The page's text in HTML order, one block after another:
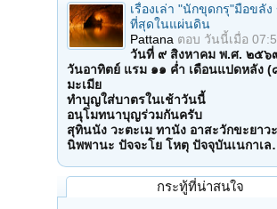
เรื่องเล่า "นักขุดกรุ"มือขลัง
ที่สุดในแผ่นดิน
Pattana ตอบ วันนี้เมื่อ
วันที่ ๙ สิงหาคม พ.ศ. ๒๕๖
วันอาทิตย์ แรม ๑๑ ค่ำ เดือนแปดหลัง
มะเมีย
ทำบุญใส่บาตรในเช้าวันนี้
อนุโมทนาบุญร่วมกันครับ
สุทินนัง วะตะเม ทานัง อาสะวักขะยาว
นิพพานะ ปัจจะโย โหตุ ปัจจุบันเนกาเ
กระทู้ที่น่าสนใจ